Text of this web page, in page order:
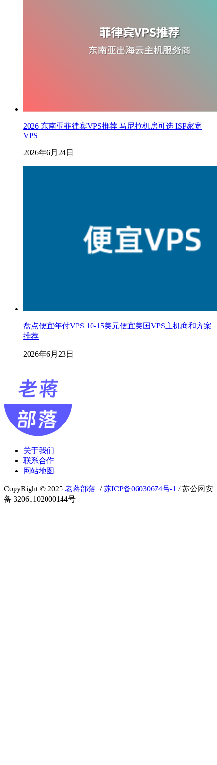
2026 东南亚菲律宾VPS推荐 马尼拉机房可选 ISP家宽
VPS
2026年6月24日
盘点便宜年付VPS 10-15美元便宜美国VPS主机商和方案
推荐
2026年6月23日
关于我们
联系合作
网站地图
CopyRight © 2025 老蒋部落 /苏ICP备06030674号-1 / 苏公网安
备 32061102000144号